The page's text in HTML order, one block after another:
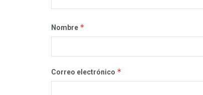
Nombre *
Correo electrónico *